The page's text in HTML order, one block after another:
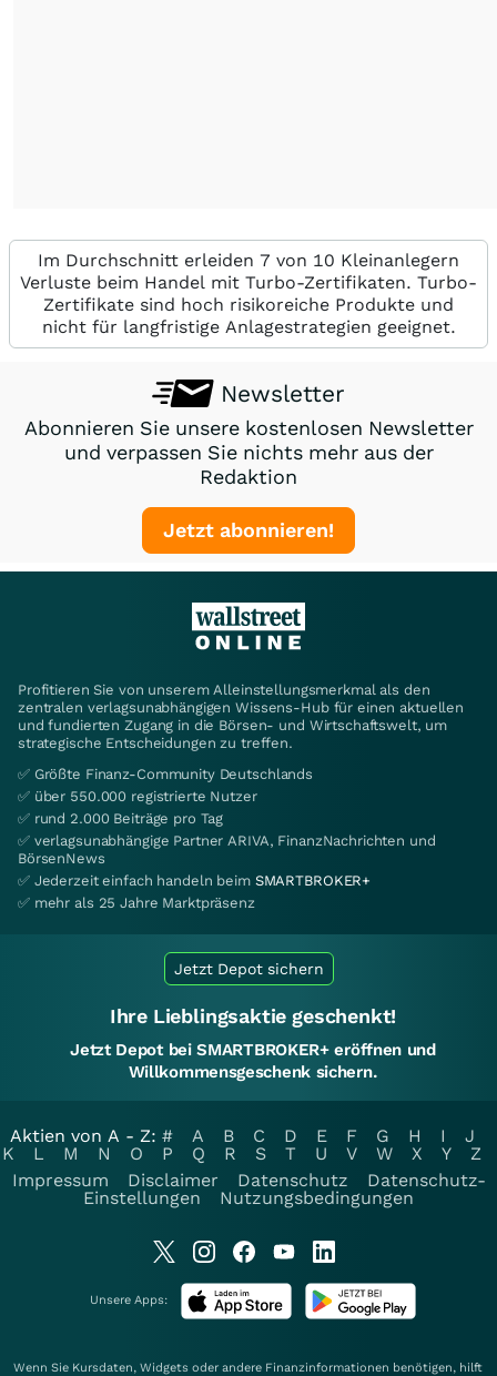
Im Durchschnitt erleiden 7 von 10 Kleinanlegern
Verluste beim Handel mit Turbo-Zertifikaten. Turbo-
Zertifikate sind hoch risikoreiche Produkte und
nicht für langfristige Anlagestrategien geeignet.
Newsletter
Abonnieren Sie unsere kostenlosen Newsletter
und verpassen Sie nichts mehr aus der
Redaktion
Jetzt abonnieren!
Profitieren Sie von unserem Alleinstellungsmerkmal als den
zentralen verlagsunabhängigen Wissens-Hub für einen aktuellen
und fundierten Zugang in die Börsen- und Wirtschaftswelt, um
strategische Entscheidungen zu treffen.
✅ Größte Finanz-Community Deutschlands
✅ über 550.000 registrierte Nutzer
✅ rund 2.000 Beiträge pro Tag
✅ verlagsunabhängige Partner ARIVA, FinanzNachrichten und
BörsenNews
✅ Jederzeit einfach handeln beim SMARTBROKER+
✅ mehr als 25 Jahre Marktpräsenz
Jetzt Depot sichern
Ihre Lieblingsaktie geschenkt!
Jetzt Depot bei SMARTBROKER+ eröffnen und
Willkommensgeschenk sichern.
Aktien von A - Z: # A B C D E F G H I
J
K
L M N O P Q R S T U V W X Y
Z
Impressum
Disclaimer Datenschutz
Datenschutz-
Einstellungen
Nutzungsbedingungen
Unsere Apps:
Wenn Sie Kursdaten, Widgets oder andere Finanzinformationen benötigen, hilft